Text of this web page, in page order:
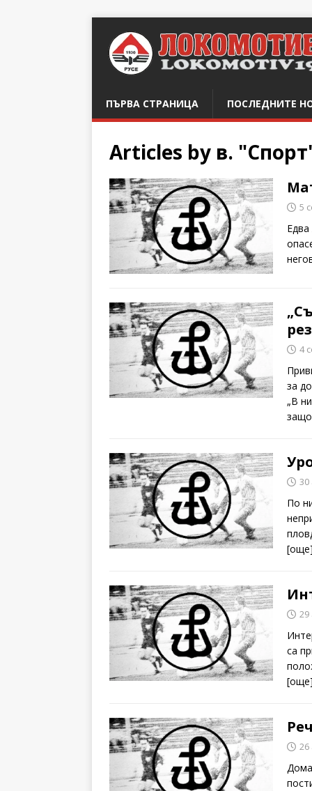
ПЪРВА СТРАНИЦА ПОСЛЕДНИТЕ
Articles by в.
5
4
за
„В
30
По
[oще]
29
са
[oще]
26